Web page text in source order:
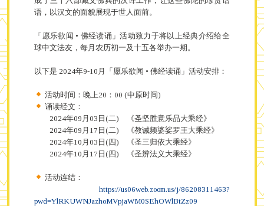
语，以汉文的面貌展现于世人面前。
「愿乐欲闻 • 佛经读诵」活动致力于将以上经典介绍给全
球中文法友，每月农历初一及十五各举办一期。
以下是 2024年9-10月「愿乐欲闻 • 佛经读诵」活动安排：
活动时间：晚上20：00 (中原时间)
诵读经文：
2024年09月03日(二) 《圣坚胜意乐品大乘经》
2024年09月17日(二) 《教诫频婆娑罗王大乘经》
2024年10月03日(四) 《圣三归依大乘经》
2024年10月17日(四) 《圣辨法义大乘经》
活动连结：
https://us06web.zoom.us/j/86208311463?
pwd=YlRKUWNJazhoMVpjaWM0SEhOWlBtZz09